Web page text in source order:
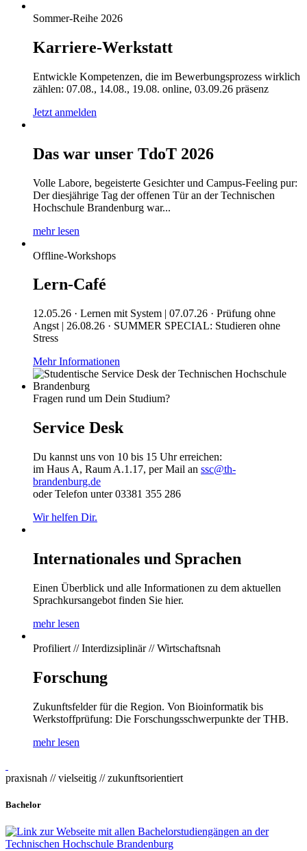
Sommer-Reihe 2026
Karriere-Werkstatt
Entwickle Kompetenzen, die im Bewerbungsprozess wirklich
zählen: 07.08., 14.08., 19.08. online, 03.09.26 präsenz
Jetzt anmelden
Das war unser TdoT 2026
Volle Labore, begeisterte Gesichter und Campus-Feeling pur:
Der diesjährige Tag der offenen Tür an der Technischen
Hochschule Brandenburg war...
mehr lesen
Offline-Workshops
Lern-Café
12.05.26 · Lernen mit System | 07.07.26 · Prüfung ohne
Angst | 26.08.26 · SUMMER SPECIAL: Studieren ohne
Stress
Mehr Informationen
Fragen rund um Dein Studium?
Service Desk
Du kannst uns von 10 bis 15 Uhr erreichen:
im Haus A, Raum A.1.17, per Mail an ssc@th-
brandenburg.de
oder Telefon unter 03381 355 286
Wir helfen Dir.
Internationales und Sprachen
Einen Überblick und alle Informationen zu dem aktuellen
Sprachkursangebot finden Sie hier.
mehr lesen
Profiliert // Interdizsiplinär // Wirtschaftsnah
Forschung
Zukunftsfelder für die Region. Von Bioinformatik bis
Werkstoffprüfung: Die Forschungsschwerpunkte der THB.
mehr lesen
praxisnah // vielseitig // zukunftsorientiert
Bachelor